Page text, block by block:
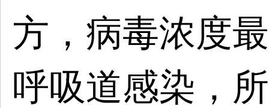
方，病毒浓度
呼吸道感染，